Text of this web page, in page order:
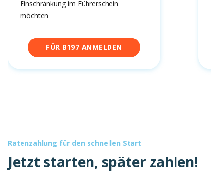
Einschränkung im Führerschein
möchten
FÜR B197 ANMELDEN
Ratenzahlung für den schnellen Start
Jetzt starten, später zahlen!